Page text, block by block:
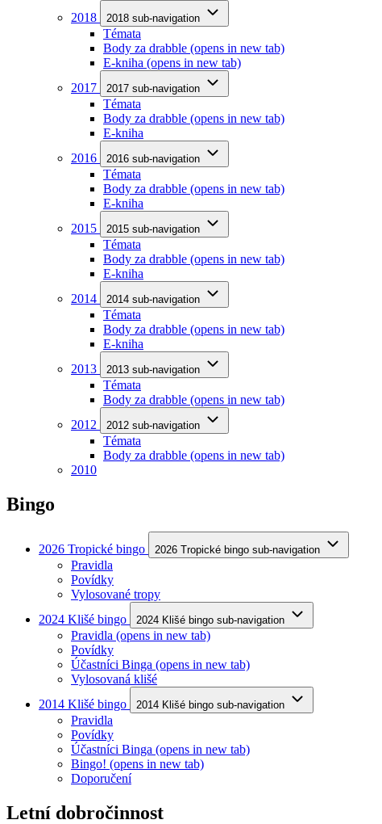
2018
2018 sub-navigation
Témata
Body za drabble (opens in new tab)
E-kniha (opens in new tab)
2017
2017 sub-navigation
Témata
Body za drabble (opens in new tab)
E-kniha
2016
2016 sub-navigation
Témata
Body za drabble (opens in new tab)
E-kniha
2015
2015 sub-navigation
Témata
Body za drabble (opens in new tab)
E-kniha
2014
2014 sub-navigation
Témata
Body za drabble (opens in new tab)
E-kniha
2013
2013 sub-navigation
Témata
Body za drabble (opens in new tab)
2012
2012 sub-navigation
Témata
Body za drabble (opens in new tab)
2010
Bingo
2026 Tropické bingo 2026 Tropické bingo sub-navigation
Pravidla
Povídky
Vylosované tropy
2024 Klišé bingo
2024 Klišé bingo sub-navigation
Pravidla (opens in new tab)
Povídky
Účastníci Binga (opens in new tab)
Vylosovaná klišé
2014 Klišé bingo
2014 Klišé bingo sub-navigation
Pravidla
Povídky
Účastníci Binga (opens in new tab)
Bingo! (opens in new tab)
Doporučení
Letní dobročinnost